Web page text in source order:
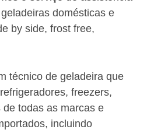
domésticas e
by side, frost free,
técnico de geladeira que
freezers,
todas as marcas e
incluindo